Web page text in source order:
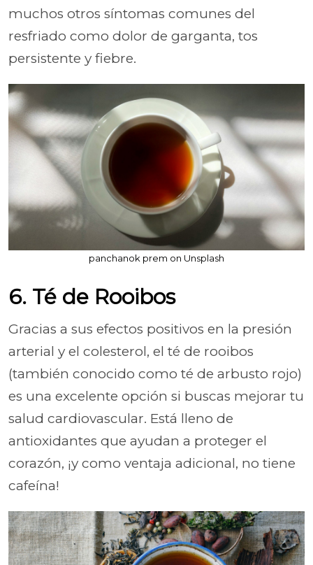
muchos otros síntomas comunes del
resfriado como dolor de garganta, tos
persistente y fiebre.
panchanok prem on Unsplash
6. Té de Rooibos
Gracias a sus efectos positivos en la presión
arterial y el colesterol, el té de rooibos
(también conocido como té de arbusto rojo)
es una excelente opción si buscas mejorar tu
salud cardiovascular. Está lleno de
antioxidantes que ayudan a proteger el
corazón, ¡y como ventaja adicional, no tiene
cafeína!